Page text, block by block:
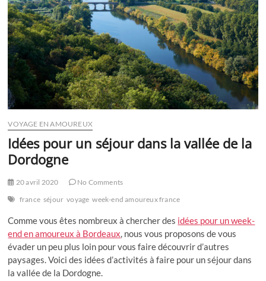
VOYAGE EN AMOUREUX
Idées pour un séjour dans la vallée de la
Dordogne
20 avril 2020
No Comments
france séjour voyage week-end amoureux france
Comme vous êtes nombreux à chercher des idées pour un week-
end en amoureux à Bordeaux, nous vous proposons de vous
évader un peu plus loin pour vous faire découvrir d’autres
paysages. Voici des idées d’activités à faire pour un séjour dans
la vallée de la Dordogne.